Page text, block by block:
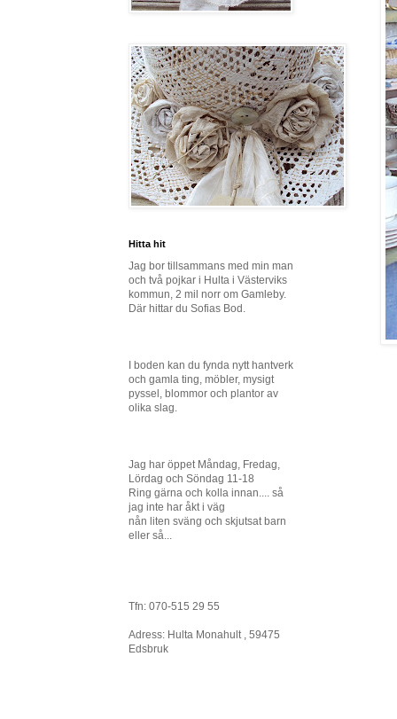
Hitta hit
Jag bor tillsammans med min man
och två pojkar i Hulta i Västerviks
kommun, 2 mil norr om Gamleby.
Där hittar du Sofias Bod.
I boden kan du fynda nytt hantverk
och gamla ting, möbler, mysigt
pyssel, blommor och plantor av
olika slag.
Jag har öppet Måndag, Fredag,
Lördag och Söndag 11-18
Ring gärna och kolla innan.... så
jag inte har åkt i väg
nån liten sväng och skjutsat barn
eller så...
Tfn: 070-515 29 55
Adress: Hulta Monahult , 59475
Edsbruk